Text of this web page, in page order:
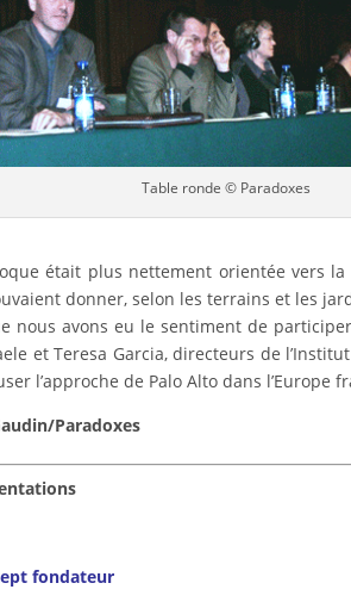
Table ronde © Paradoxes
était plus nettement orientée vers
donner, selon les terrains et les
nous avons eu le sentiment de
et Teresa Garcia, directeurs de
l’approche de Palo Alto dans l’Europe
Paradoxes
fondateur